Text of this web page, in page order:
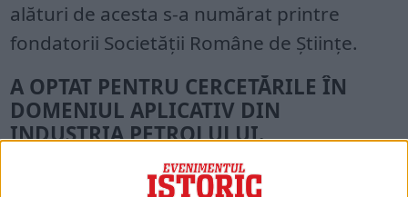
alături de acesta s-a numărat printre
fondatorii Societăţii Române de Ştiinţe.
A OPTAT PENTRU CERCETĂRILE ÎN
DOMENIUL APLICATIV DIN
INDUSTRIA PETROLULUI.
Prin concursul profesorului Ludovic